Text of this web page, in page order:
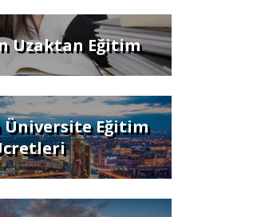
Uzaktan Eğitim
Üniversite Eğitim